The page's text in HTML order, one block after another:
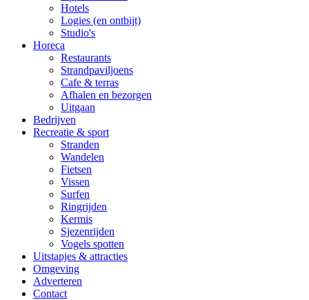
Hotels
Logies (en ontbijt)
Studio's
Horeca
Restaurants
Strandpaviljoens
Cafe & terras
Afhalen en bezorgen
Uitgaan
Bedrijven
Recreatie & sport
Stranden
Wandelen
Fietsen
Vissen
Surfen
Ringrijden
Kermis
Sjezenrijden
Vogels spotten
Uitstapjes & attracties
Omgeving
Adverteren
Contact